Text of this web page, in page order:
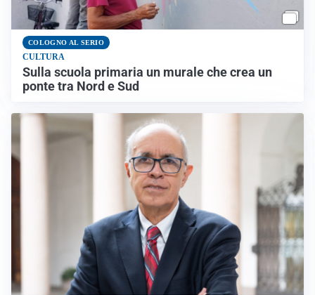
COLOGNO AL SERIO
CULTURA
Sulla scuola primaria un murale che crea un
ponte tra Nord e Sud